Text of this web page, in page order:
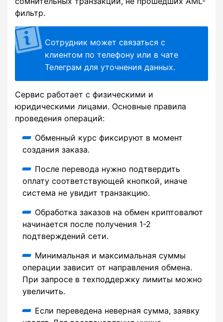
фильтр.
Сотрудник может связаться с
клиентом по телефону или в чате
Телеграм для уточнения данных.
Сервис работает с физическими и
юридическими лицами. Основные правила
проведения операций:
Обменный курс фиксируют в момент
создания заказа.
После перевода нужно подтвердить
оплату соответствующей кнопкой, иначе
система не увидит транзакцию.
Обработка заказов на обмен криптовалют
начинается после получения 1-2
подтверждений сети.
Минимальная и максимальная суммы
операции зависит от направления обмена.
При запросе в техподдержку лимиты можно
увеличить.
Если переведена неверная сумма, заявку